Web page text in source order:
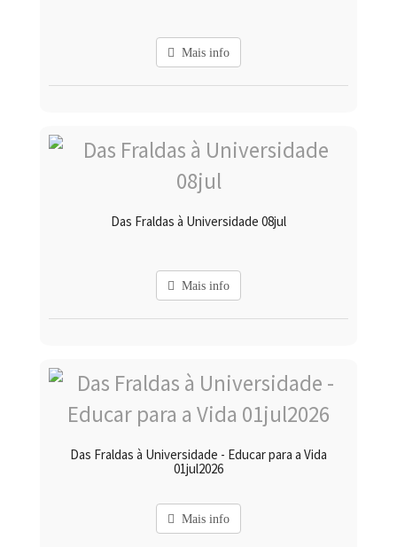
Mais info
Das Fraldas à Universidade 08jul
Mais info
Das Fraldas à Universidade - Educar para a Vida
01jul2026
Mais info